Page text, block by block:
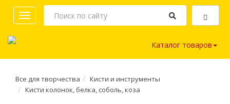
Toggle
navigation
Каталог товаров
Все для творчества
Кисти и инструменты
Кисти колонок, белка, соболь, коза